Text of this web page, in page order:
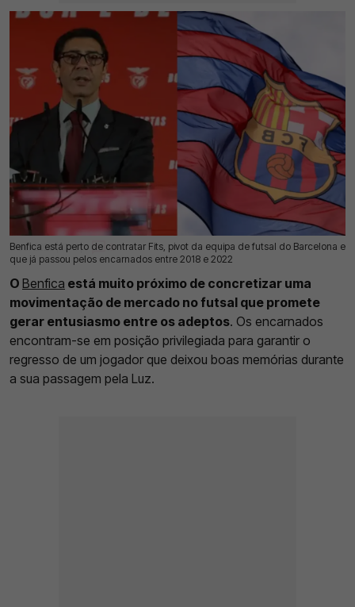
Benfica está perto de contratar Fits, pivot da equipa de futsal do Barcelona e
que já passou pelos encarnados entre 2018 e 2022
11 Jul 2026 | 17:11 | 0
O Benfica está muito próximo de concretizar uma
movimentação de mercado no futsal que promete
gerar entusiasmo entre os adeptos. Os encarnados
encontram-se em posição privilegiada para garantir o
regresso de um jogador que deixou boas memórias durante
a sua passagem pela Luz.